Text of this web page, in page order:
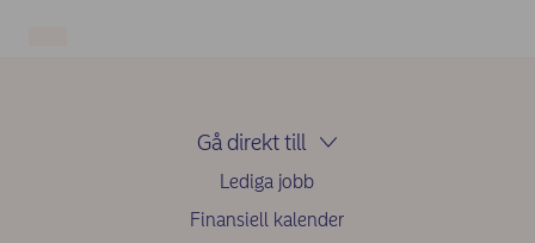
Gå direkt till
Lediga jobb
Finansiell kalender